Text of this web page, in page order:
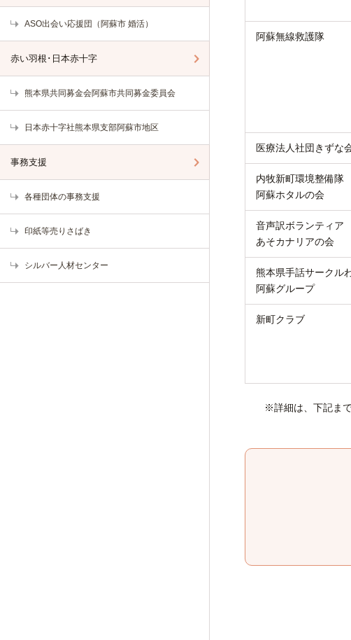
ASO出会い応援団（阿蘇市 婚活）
赤い羽根･日本赤十字
熊本県共同募金会阿蘇市共同募金委員会
日本赤十字社熊本県支部阿蘇市地区
事務支援
各種団体の事務支援
印紙等売りさばき
シルバー人材センター
阿蘇無線救護隊
医療法人社団きずな
内牧新町環境整備隊
阿蘇ホタルの会
音声訳ボランティア
あそカナリアの会
熊本県手話サークル
阿蘇グループ
新町クラブ
※詳細は、下記まで